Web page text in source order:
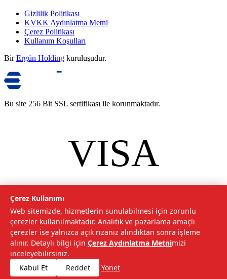
Gizlilik Politikası
KVKK Aydınlatma Metni
Çerez Politikası
Kullanım Koşulları
Bir Ergün Holding kuruluşudur.
Bu site 256 Bit SSL sertifikası ile korunmaktadır.
VISA
mastercard
2026Tarımcom Tarım ve Teknoloji A.Ş. Tüm hakları saklıdır.